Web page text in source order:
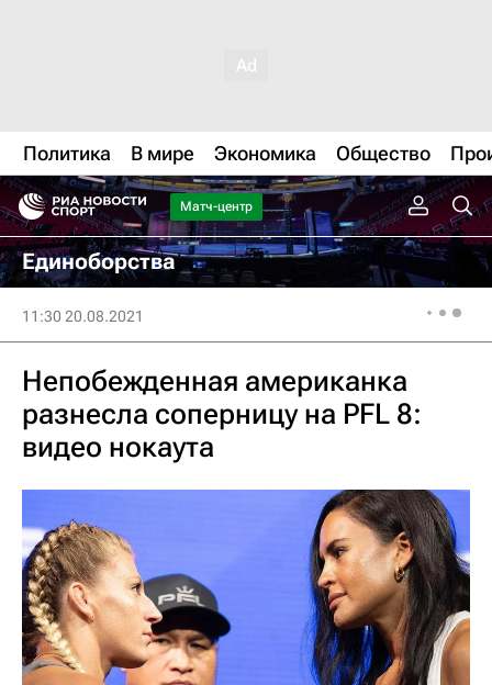
Политика В мире Экономика Общество
Матч-центр
Единоборства
11:30 20.08.2021
Непобежденная американка
разнесла соперницу на PFL 8:
видео нокаута